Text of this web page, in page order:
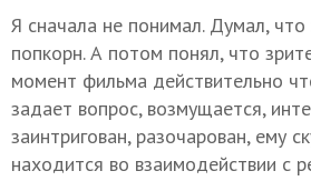
Я сначала не понимал. Думал, что
попкорн. А потом понял, что
момент фильма действительно
задает вопрос, возмущается,
заинтригован, разочарован, ему
находится во взаимодействии с